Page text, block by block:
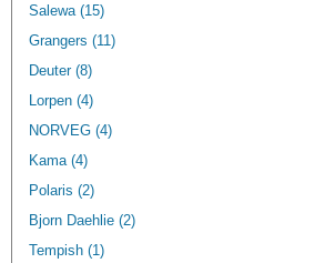
Salewa (15)
Grangers (11)
Deuter (8)
Lorpen (4)
NORVEG (4)
Kama (4)
Polaris (2)
Bjorn Daehlie (2)
Tempish (1)